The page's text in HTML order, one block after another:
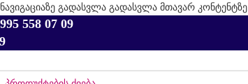
ნავიგაციაზე გადასვლა გადასვლა მთავარ კონტენტზე
558 07 09